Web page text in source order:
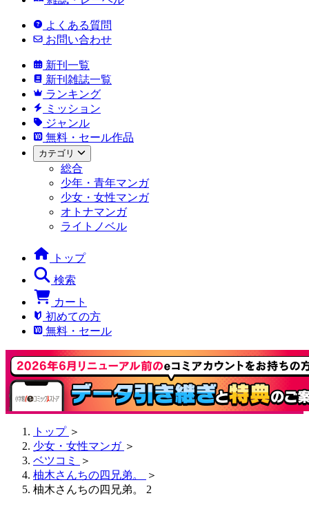
よくある質問
お問い合わせ
新刊一覧
新刊雑誌一覧
ランキング
ミッション
ジャンル
無料・セール作品
カテゴリ
総合
少年・青年マンガ
少女・女性マンガ
オトナマンガ
ライトノベル
トップ
検索
カート
初めての方
無料・セール
トップ ＞
少女・女性マンガ ＞
ベツコミ
＞
柚木さんちの四兄弟。
＞
柚木さんちの四兄弟。 2